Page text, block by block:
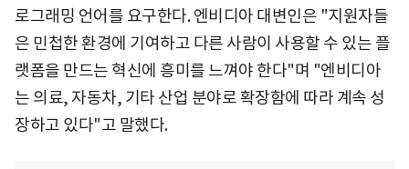
로그래밍 언어를 요구한다. 엔비디아 대변인은 "지원자들
은 민첩한 환경에 기여하고 다른 사람이 사용할 수 있는 플
랫폼을 만드는 혁신에 흥미를 느껴야 한다"며 "엔비디아
는 의료, 자동차, 기타 산업 분야로 확장함에 따라 계속 성
장하고 있다"고 말했다.